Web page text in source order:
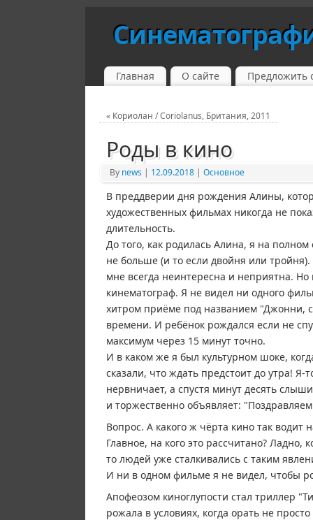
Главная О сайте Предложить
« Кориолан / Coriolanus, Британия, 2011
Роды в кино
By news | 12.09.2018 | Основное
В преддверии дня рождения Алины,
художественных фильмах никогда не
длительность.
До того, как родилась Алина, я на
не больше (и то если двойня или
мне всегда неинтересна и неприятна.
кинематограф. Я не видел ни одного
хитром приёме под названием "Джонни,
времени. И ребёнок рождался если не
максимум через 15 минут точно.
И в каком же я был культурном шоке,
сказали, что ждать предстоит до утра!
нервничает, а спустя минут десять
и торжественно объявляет:
Вопрос. А какого ж чёрта кино так водит
Главное, на кого это рассчитано?
то людей уже сталкивались с таким
И ни в одном фильме я не видел, чтобы
Апофеозом киноглупости стал триллер
рожала в условиях, когда орать не